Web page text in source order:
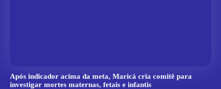
Após indicador acima da meta, Maricá cria comitê para
investigar mortes maternas, fetais e infantis